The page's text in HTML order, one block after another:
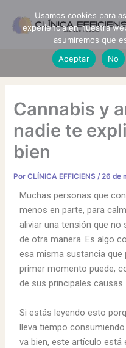
contenido
Cannabis y
nadie te
bien
PorCLÍNICA EFFICIENS/26 de
Muchas personas que
menos en parte, para
aliviar una tensión que
de otra manera. Es algo
esa misma sustancia que
primer momento puede,
de sus principales causas.
Si estás leyendo esto
lleva tiempo
va bien, este artículo está
Usamos cookies para
experiencia en nuestra
asumiremos que
Aceptar
No